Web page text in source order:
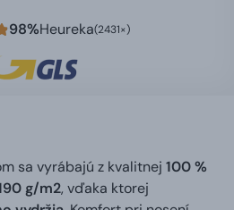
98%Heureka(2431×)
sa vyrábajú z kvalitnej 100 %
g/m2, vďaka ktorej